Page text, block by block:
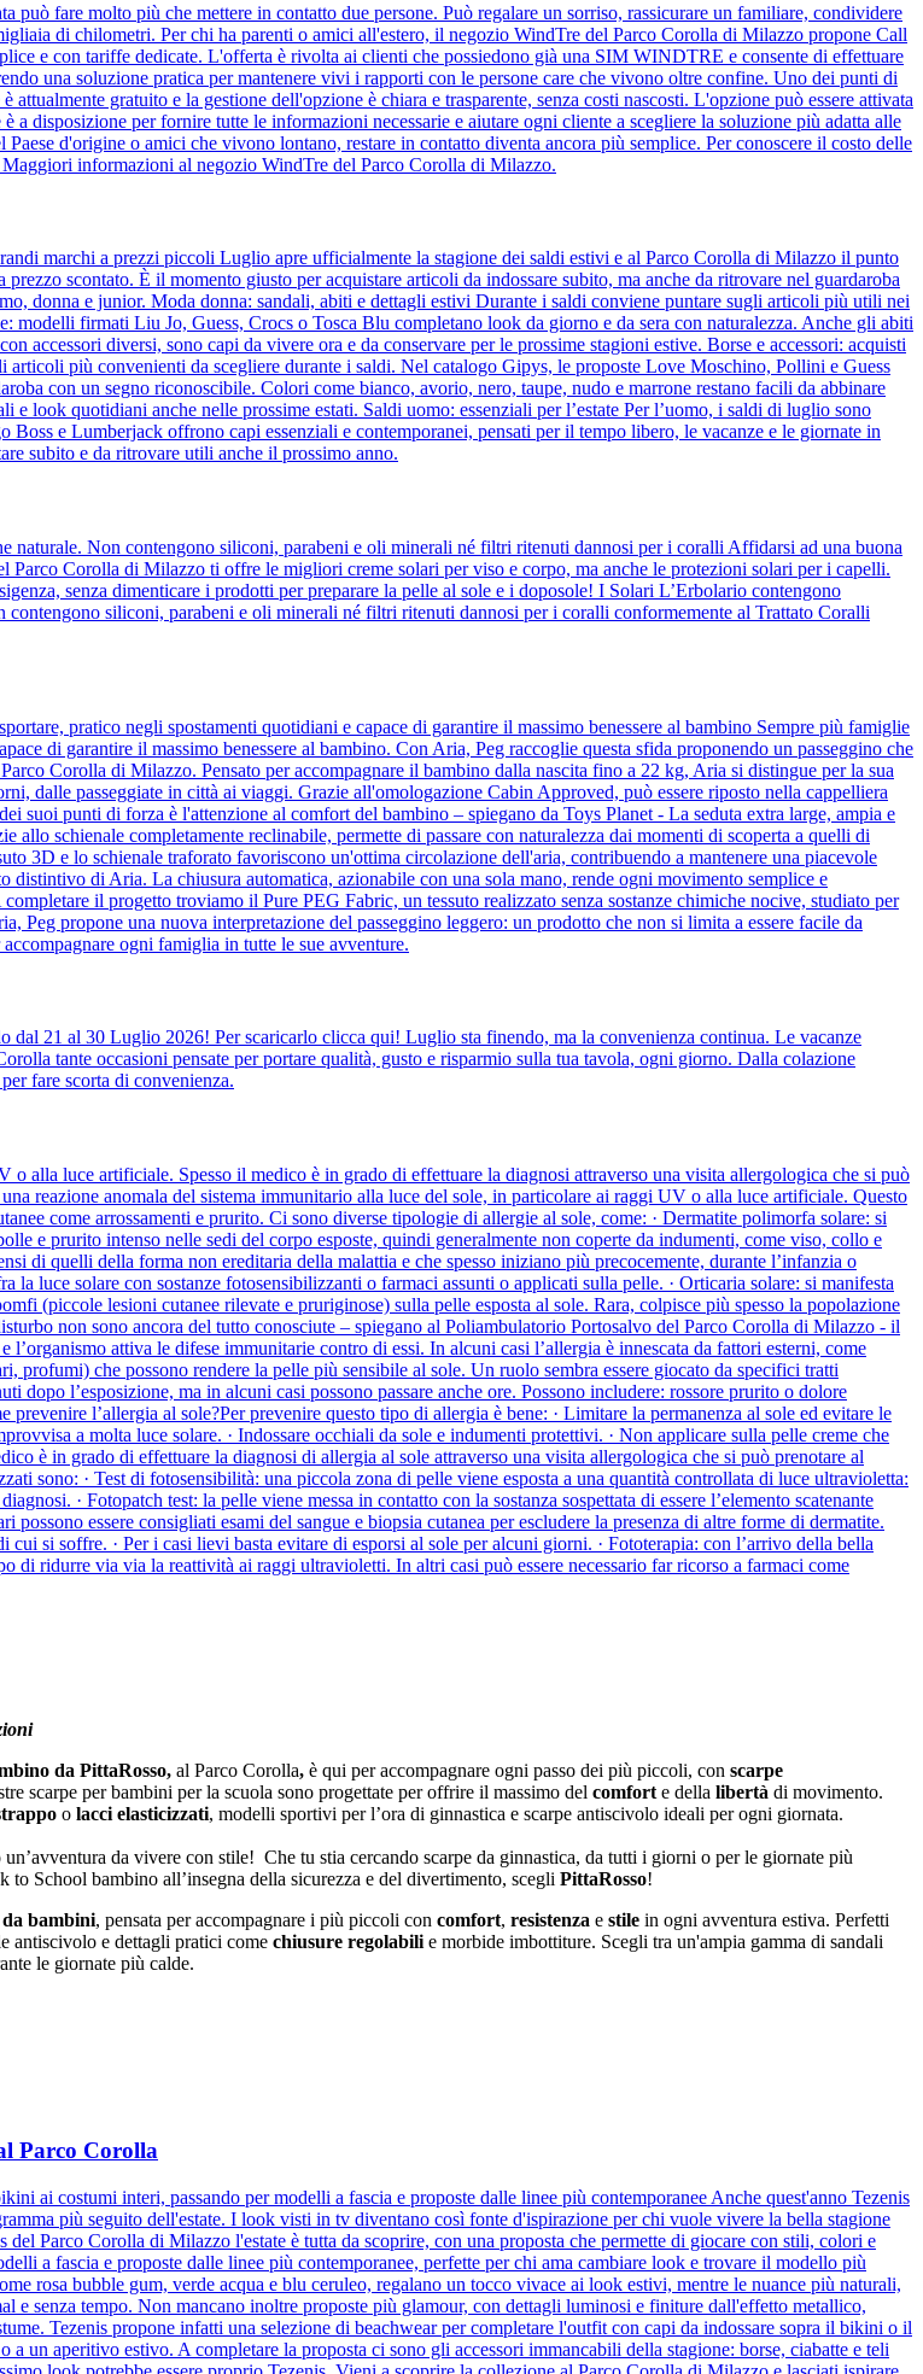
fare molto più che mettere in contatto due persone. Può regalare un sorriso, rassicurare un familiare, condividere
di chilometri. Per chi ha parenti o amici all'estero, il negozio WindTre del Parco Corolla di Milazzo propone Call
e con tariffe dedicate. L'offerta è rivolta ai clienti che possiedono già una SIM WINDTRE e consente di effettuare
una soluzione pratica per mantenere vivi i rapporti con le persone care che vivono oltre confine. Uno dei punti di
gratuito e la gestione dell'opzione è chiara e trasparente, senza costi nascosti. L'opzione può essere attivata
disposizione per fornire tutte le informazioni necessarie e aiutare ogni cliente a scegliere la soluzione più adatta alle
d'origine o amici che vivono lontano, restare in contatto diventa ancora più semplice. Per conoscere il costo delle
informazioni al negozio WindTre del Parco Corolla di Milazzo.
marchi a prezzi piccoli Luglio apre ufficialmente la stagione dei saldi estivi e al Parco Corolla di Milazzo il punto
scontato. È il momento giusto per acquistare articoli da indossare subito, ma anche da ritrovare nel guardaroba
donna e junior. Moda donna: sandali, abiti e dettagli estivi Durante i saldi conviene puntare sugli articoli più utili nei
modelli firmati Liu Jo, Guess, Crocs o Tosca Blu completano look da giorno e da sera con naturalezza. Anche gli abiti
accessori diversi, sono capi da vivere ora e da conservare per le prossime stagioni estive. Borse e accessori: acquisti
articoli più convenienti da scegliere durante i saldi. Nel catalogo Gipys, le proposte Love Moschino, Pollini e Guess
con un segno riconoscibile. Colori come bianco, avorio, nero, taupe, nudo e marrone restano facili da abbinare
look quotidiani anche nelle prossime estati. Saldi uomo: essenziali per l’estate Per l’uomo, i saldi di luglio sono
e Lumberjack offrono capi essenziali e contemporanei, pensati per il tempo libero, le vacanze e le giornate in
subito e da ritrovare utili anche il prossimo anno.
Non contengono siliconi, parabeni e oli minerali né filtri ritenuti dannosi per i coralli Affidarsi ad una buona
Parco Corolla di Milazzo ti offre le migliori creme solari per viso e corpo, ma anche le protezioni solari per i capelli.
senza dimenticare i prodotti per preparare la pelle al sole e i doposole! I Solari L’Erbolario contengono
siliconi, parabeni e oli minerali né filtri ritenuti dannosi per i coralli conformemente al Trattato Coralli
pratico negli spostamenti quotidiani e capace di garantire il massimo benessere al bambino Sempre più famiglie
di garantire il massimo benessere al bambino. Con Aria, Peg raccoglie questa sfida proponendo un passeggino che
Corolla di Milazzo. Pensato per accompagnare il bambino dalla nascita fino a 22 kg, Aria si distingue per la sua
dalle passeggiate in città ai viaggi. Grazie all'omologazione Cabin Approved, può essere riposto nella cappelliera
suoi punti di forza è l'attenzione al comfort del bambino – spiegano da Toys Planet - La seduta extra large, ampia e
allo schienale completamente reclinabile, permette di passare con naturalezza dai momenti di scoperta a quelli di
3D e lo schienale traforato favoriscono un'ottima circolazione dell'aria, contribuendo a mantenere una piacevole
distintivo di Aria. La chiusura automatica, azionabile con una sola mano, rende ogni movimento semplice e
il progetto troviamo il Pure PEG Fabric, un tessuto realizzato senza sostanze chimiche nocive, studiato per
propone una nuova interpretazione del passeggino leggero: un prodotto che non si limita a essere facile da
ogni famiglia in tutte le sue avventure.
21 al 30 Luglio 2026! Per scaricarlo clicca qui! Luglio sta finendo, ma la convenienza continua. Le vacanze
tante occasioni pensate per portare qualità, gusto e risparmio sulla tua tavola, ogni giorno. Dalla colazione
fare scorta di convenienza.
alla luce artificiale. Spesso il medico è in grado di effettuare la diagnosi attraverso una visita allergologica che si può
reazione anomala del sistema immunitario alla luce del sole, in particolare ai raggi UV o alla luce artificiale. Questo
come arrossamenti e prurito. Ci sono diverse tipologie di allergie al sole, come: · Dermatite polimorfa solare: si
e prurito intenso nelle sedi del corpo esposte, quindi generalmente non coperte da indumenti, come viso, collo e
di quelli della forma non ereditaria della malattia e che spesso iniziano più precocemente, durante l’infanzia o
la luce solare con sostanze fotosensibilizzanti o farmaci assunti o applicati sulla pelle. · Orticaria solare: si manifesta
(piccole lesioni cutanee rilevate e pruriginose) sulla pelle esposta al sole. Rara, colpisce più spesso la popolazione
non sono ancora del tutto conosciute – spiegano al Poliambulatorio Portosalvo del Parco Corolla di Milazzo - il
attiva le difese immunitarie contro di essi. In alcuni casi l’allergia è innescata da fattori esterni, come
che possono rendere la pelle più sensibile al sole. Un ruolo sembra essere giocato da specifici tratti
l’esposizione, ma in alcuni casi possono passare anche ore. Possono includere: rossore prurito o dolore
l’allergia al sole?Per prevenire questo tipo di allergia è bene: · Limitare la permanenza al sole ed evitare le
a molta luce solare. · Indossare occhiali da sole e indumenti protettivi. · Non applicare sulla pelle creme che
è in grado di effettuare la diagnosi di allergia al sole attraverso una visita allergologica che si può prenotare al
sono: · Test di fotosensibilità: una piccola zona di pelle viene esposta a una quantità controllata di luce ultravioletta:
· Fotopatch test: la pelle viene messa in contatto con la sostanza sospettata di essere l’elemento scatenante
essere consigliati esami del sangue e biopsia cutanea per escludere la presenza di altre forme di dermatite.
si soffre. · Per i casi lievi basta evitare di esporsi al sole per alcuni giorni. · Fototerapia: con l’arrivo della bella
di ridurre via via la reattività ai raggi ultravioletti. In altri casi può essere necessario far ricorso a farmaci come
da PittaRosso, al Parco Corolla, è qui per accompagnare ogni passo dei più piccoli, con scarpe
scarpe per bambini per la scuola sono progettate per offrire il massimo del comforte della libertà di movimento.
o lacci elasticizzati, modelli sportivi per l’ora di ginnastica e scarpe antiscivolo ideali per ogni giornata.
da vivere con stile! Che tu stia cercando scarpe da ginnastica, da tutti i giorni o per le giornate più
to School bambino all’insegna della sicurezza e del divertimento, scegli PittaRosso!
da bambini, pensata per accompagnare i più piccoli con comfort, resistenza e stile in ogni avventura estiva. Perfetti
antiscivolo e dettagli pratici come chiusure regolabilie morbide imbottiture. Scegli tra un'ampia gamma di sandali
le giornate più calde.
Parco Corolla
ai costumi interi, passando per modelli a fascia e proposte dalle linee più contemporanee Anche quest'anno Tezenis
più seguito dell'estate. I look visti in tv diventano così fonte d'ispirazione per chi vuole vivere la bella stagione
Parco Corolla di Milazzo l'estate è tutta da scoprire, con una proposta che permette di giocare con stili, colori e
a fascia e proposte dalle linee più contemporanee, perfette per chi ama cambiare look e trovare il modello più
rosa bubble gum, verde acqua e blu ceruleo, regalano un tocco vivace ai look estivi, mentre le nuance più naturali,
e senza tempo. Non mancano inoltre proposte più glamour, con dettagli luminosi e finiture dall'effetto metallico,
Tezenis propone infatti una selezione di beachwear per completare l'outfit con capi da indossare sopra il bikini o il
a un aperitivo estivo. A completare la proposta ci sono gli accessori immancabili della stagione: borse, ciabatte e teli